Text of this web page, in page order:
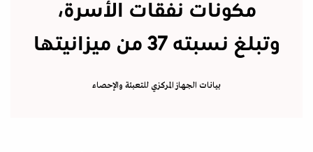
مكونات نفقات الأسرة،
وتبلغ نسبته 37 من ميزانيتها
بيانات الجهاز المركزي للتعبئة والإحصاء